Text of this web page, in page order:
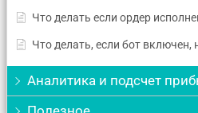
Что делать если ордер
Что делать, если бот включен,
Аналитика и подсчет